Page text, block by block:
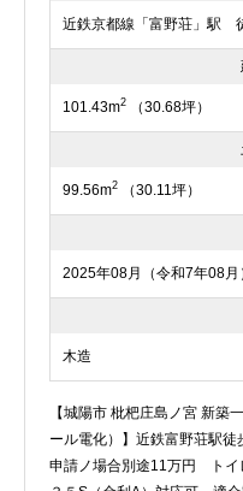
近鉄京都線「富野荘」駅
101.43m2 （30.68坪）
99.56m2 （30.11坪）
2025年08月（令和7年08月
木造
【城陽市 枇杷庄島ノ宮 新築
ール電化）】近鉄富野荘駅
申請ノ場合別途11万円 ト